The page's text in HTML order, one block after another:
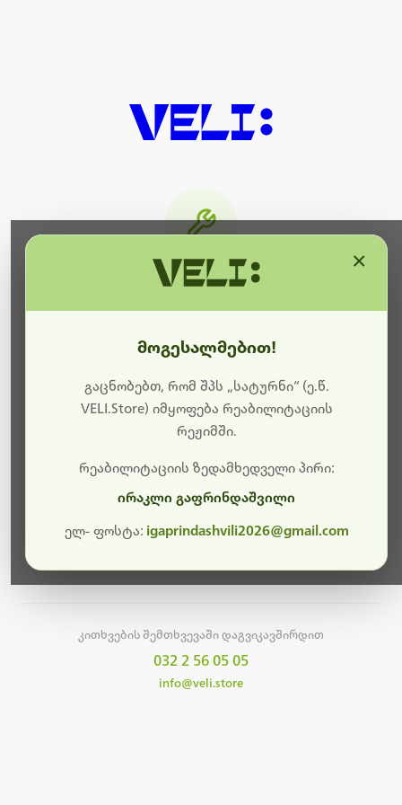
ბოდიშს გიხდით შეფერხებისთვის. ამჟამად
მიმდინარეობს საიტის განახლება და ტექნიკური
სამუშაოები.
მალე ისევ ხელმისაწვდომი იქნება. გმადლობთ
კითხვების შემთხვევაში დაგვიკავშირდით
032 2 56 05 05
info@veli.store
მოგესალმებით!
გაცნობებთ, რომ შპს „სატურნი“ (ე.წ.
VELI.Store) იმყოფება რეაბილიტაციის
რეჟიმში.
რეაბილიტაციის ზედამხედველი პირი:
ირაკლი გაფრინდაშვილი
ელ- ფოსტა: igaprindashvili2026@gmail.com
×